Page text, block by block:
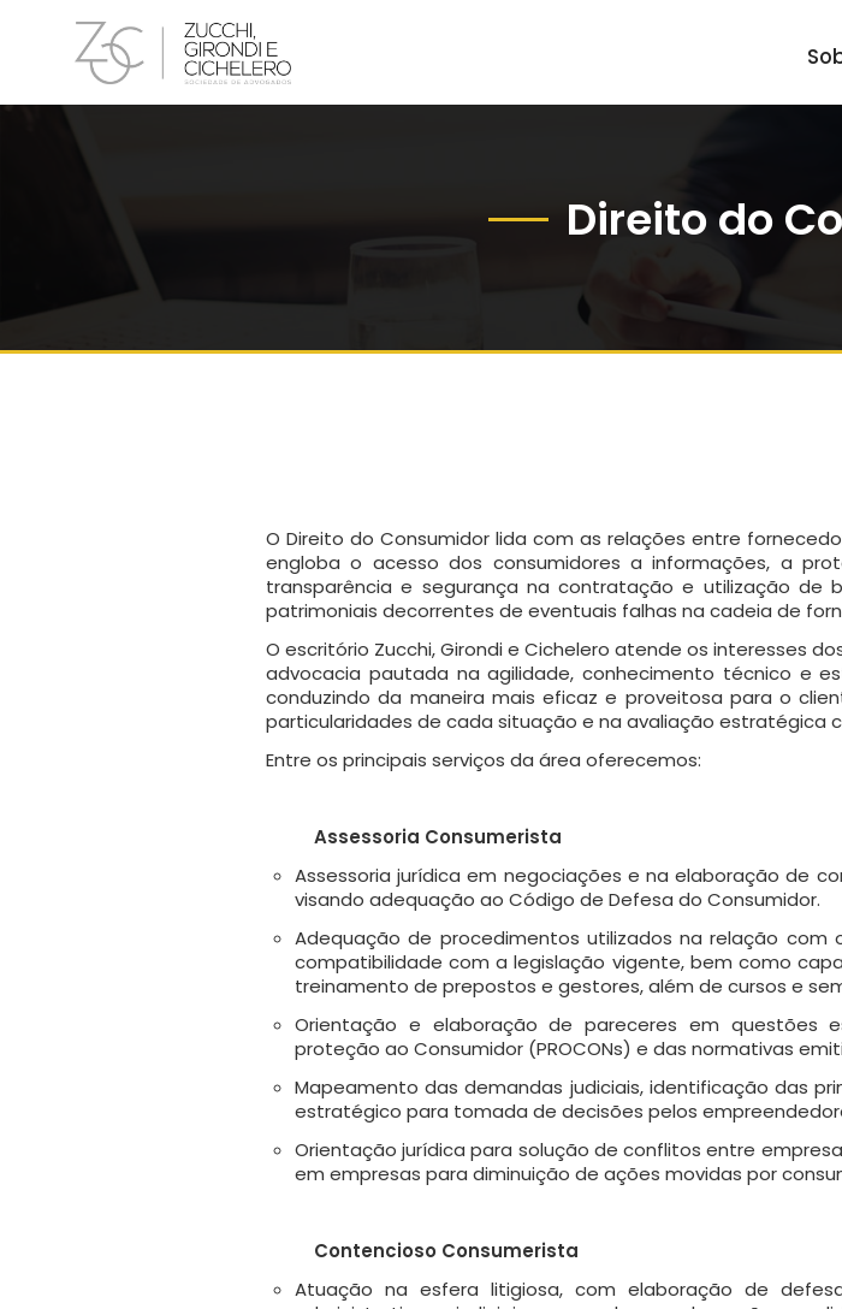
Direito do
O Direito do Consumidor lida com as relações entre
engloba o acesso dos consumidores a informações, a
transparência e segurança na contratação e utilização de
patrimoniais decorrentes de eventuais falhas na cadeia de
O escritório Zucchi, Girondi e Cichelero atende os interesses
advocacia pautada na agilidade, conhecimento técnico e
conduzindo da maneira mais eficaz e proveitosa para o
particularidades de cada situação e na avaliação estratégica
Entre os principais serviços da área oferecemos:
Assessoria Consumerista
Assessoria jurídica em negociações e na elaboração de
visando adequação ao Código de Defesa do Consumidor.
Adequação de procedimentos utilizados na relação
compatibilidade com a legislação vigente, bem como
treinamento de prepostos e gestores, além de cursos e
Orientação e elaboração de pareceres em questões
proteção ao Consumidor (PROCONs) e das normativas
Mapeamento das demandas judiciais, identificação das
estratégico para tomada de decisões pelos
Orientação jurídica para solução de conflitos entre
em empresas para diminuição de ações movidas por
Contencioso Consumerista
Atuação na esfera litigiosa, com elaboração de